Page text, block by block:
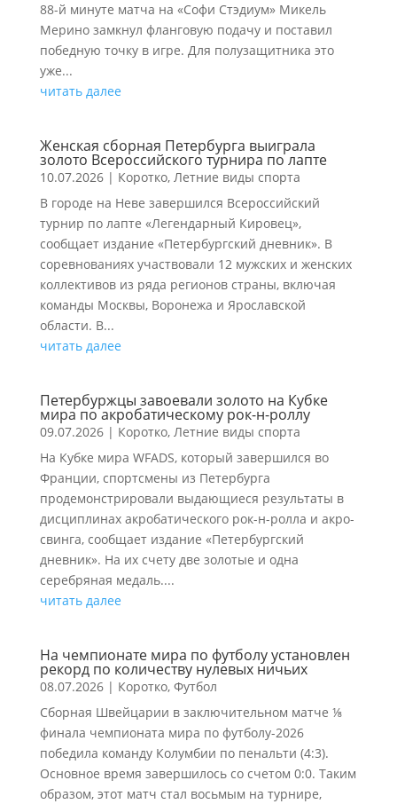
88-й минуте матча на «Софи Стэдиум» Микель
Мерино замкнул фланговую подачу и поставил
победную точку в игре. Для полузащитника это
уже...
читать далее
Женская сборная Петербурга выиграла
золото Всероссийского турнира по лапте
10.07.2026| Коротко, Летние виды спорта
В городе на Неве завершился Всероссийский
турнир по лапте «Легендарный Кировец»,
сообщает издание «Петербургский дневник». В
соревнованиях участвовали 12 мужских и женских
коллективов из ряда регионов страны, включая
команды Москвы, Воронежа и Ярославской
области. В...
читать далее
Петербуржцы завоевали золото на Кубке
мира по акробатическому рок-н-роллу
09.07.2026| Коротко, Летние виды спорта
На Кубке мира WFADS, который завершился во
Франции, спортсмены из Петербурга
продемонстрировали выдающиеся результаты в
дисциплинах акробатического рок-н-ролла и акро-
свинга, сообщает издание «Петербургский
дневник». На их счету две золотые и одна
серебряная медаль....
читать далее
На чемпионате мира по футболу установлен
рекорд по количеству нулевых ничьих
08.07.2026| Коротко, Футбол
Сборная Швейцарии в заключительном матче ⅛
финала чемпионата мира по футболу-2026
победила команду Колумбии по пенальти (4:3).
Основное время завершилось со счетом 0:0. Таким
образом, этот матч стал восьмым на турнире,